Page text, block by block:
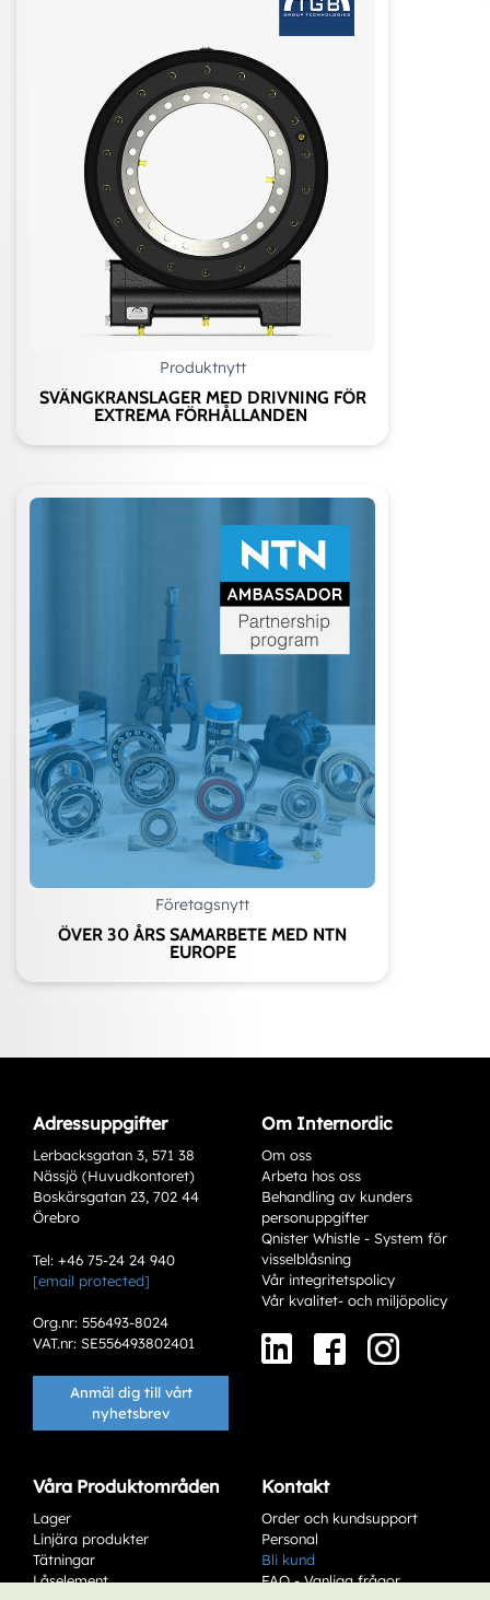
Produktnytt
SVÄNGKRANSLAGER MED DRIVNING FÖR
EXTREMA FÖRHÅLLANDEN
Företagsnytt
ÖVER 30 ÅRS SAMARBETE MED NTN
EUROPE
Varianter
Add to existing cart row
Add as new cart row
Adressuppgifter
Lerbacksgatan 3, 571 38
Nässjö (Huvudkontoret)
Boskärsgatan 23, 702 44
Örebro
Tel: +46 75-24 24 940
[email protected]
Org.nr: 556493-8024
VAT.nr: SE556493802401
Anmäl dig till vårt
nyhetsbrev
Om Internordic
Om oss
Arbeta hos oss
Behandling av kunders
personuppgifter
Qnister Whistle - System för
visselblåsning
Vår integritetspolicy
Vår kvalitet- och miljöpolicy
Våra Produktområden
Lager
Linjära produkter
Tätningar
Låselement
Kontakt
Order och kundsupport
Personal
Bli kund
FAQ - Vanliga frågor